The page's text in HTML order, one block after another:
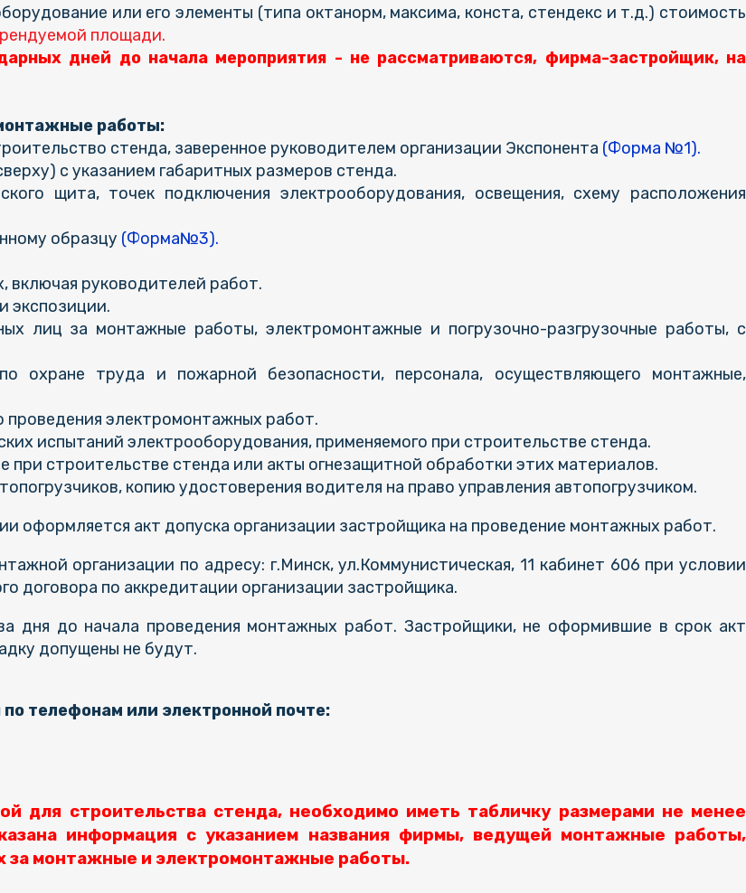
или его элементы (типа октанорм, максима, конста, стендекс и т.д.) стоимость
площади.
дней до начала мероприятия - не рассматриваются, фирма-застройщик, на
работы:
стенда, заверенное руководителем организации Экспонента (Форма №1).
с указанием габаритных размеров стенда.
щита, точек подключения электрооборудования, освещения, схему расположения
образцу (Форма№3).
включая руководителей работ.
экспозиции.
лиц за монтажные работы, электромонтажные и погрузочно-разгрузочные работы, с
охране труда и пожарной безопасности, персонала, осуществляющего монтажные,
проведения электромонтажных работ.
испытаний электрооборудования, применяемого при строительстве стенда.
строительстве стенда или акты огнезащитной обработки этих материалов.
копию удостоверения водителя на право управления автопогрузчиком.
оформляется акт допуска организации застройщика на проведение монтажных работ.
организации по адресу: г.Минск, ул.Коммунистическая, 11 кабинет 606 при условии
договора по аккредитации организации застройщика.
дня до начала проведения монтажных работ. Застройщики, не оформившие в срок акт
допущены не будут.
телефонам или электронной почте:
для строительства стенда, необходимо иметь табличку размерами не менее
информация с указанием названия фирмы, ведущей монтажные работы,
за монтажные и электромонтажные работы.